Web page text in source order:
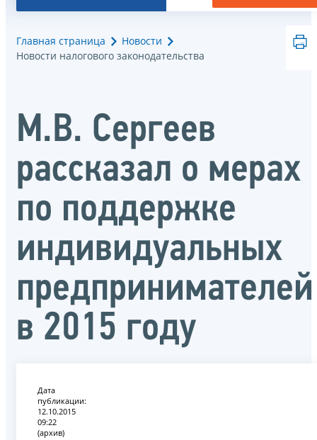
Главная страница
Новости
Новости налогового законодательства
М.В. Сергеев
рассказал о мерах
по поддержке
индивидуальных
предпринимателей
в 2015 году
Дата
публикации:
12.10.2015
09:22
(архив)